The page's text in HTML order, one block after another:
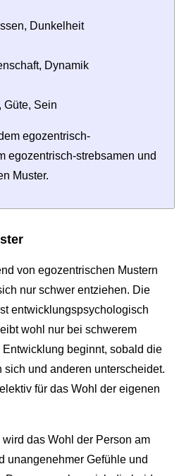
Dunkelheit
Dynamik
Güte, Sein
egozentrisch-
egozentrisch-strebsamen und
Muster.
von egozentrischen Mustern
nur schwer entziehen. Die
entwicklungspsychologisch
wohl nur bei schwerem
beginnt, sobald die
und anderen unterscheidet.
für das Wohl der eigenen
das Wohl der Person am
unangenehmer Gefühle und